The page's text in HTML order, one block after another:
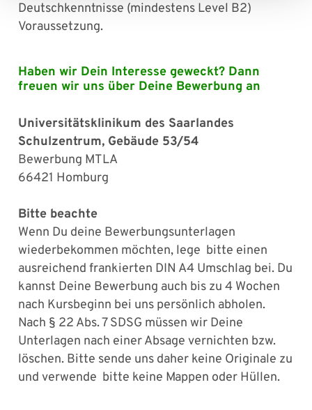
Deutschkenntnisse (mindestens Level B2)
Voraussetzung.
Haben wir Dein Interesse geweckt? Dann
freuen wir uns über Deine Bewerbung an
Universitätsklinikum des Saarlandes
Schulzentrum, Gebäude 53/54
Bewerbung MTLA
66421 Homburg
Bitte beachte
Wenn Du deine Bewerbungsunterlagen
wiederbekommen möchten, lege bitte einen
ausreichend frankierten DIN A4 Umschlag bei. Du
kannst Deine Bewerbung auch bis zu 4 Wochen
nach Kursbeginn bei uns persönlich abholen.
Nach § 22 Abs. 7 SDSG müssen wir Deine
Unterlagen nach einer Absage vernichten bzw.
löschen. Bitte sende uns daher keine Originale zu
und verwende bitte keine Mappen oder Hüllen.